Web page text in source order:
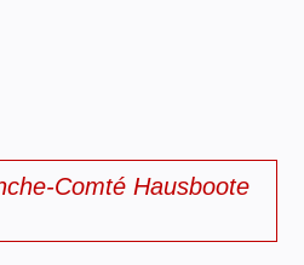
Comté Hausboote